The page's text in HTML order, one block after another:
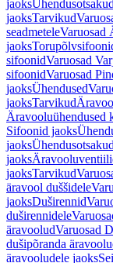
jaoksÜhendusotsakud
jaoksTarvikud
seadmeteleVaruosad
jaoks
sifoonidVaruosad
sifoonidVaruosad
jaoksÜhendused
jaoksTarvikud
Äravooluühendused
Sifoonid jaoks
jaoksÜhendusotsakud
jaoks
jaoksTarvikud
äravool duššidele
jaoksDuširennid
duširennidele
äravooludVaruosad
dušipõranda
äravooludele jaoks